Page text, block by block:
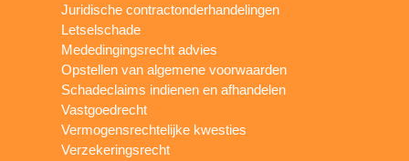
Juridische contractonderhandelingen
Letselschade
Mededingingsrecht advies
Opstellen van algemene voorwaarden
Schadeclaims indienen en afhandelen
Vastgoedrecht
Vermogensrechtelijke kwesties
Verzekeringsrecht